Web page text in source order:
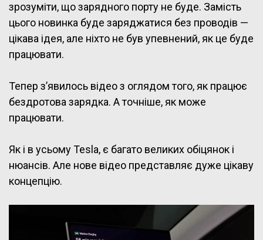
зрозуміти, що зарядного порту не буде. Замість
цього новинка буде заряджатися без проводів —
цікава ідея, але ніхто не був упевнений, як це буде
працювати.
Тепер з’явилось відео з оглядом того, як працює
бездротова зарядка. А точніше, як може
працювати.
Як і в усьому Tesla, є багато великих обіцянок і
нюансів. Але нове відео представляє дуже цікаву
концепцію.